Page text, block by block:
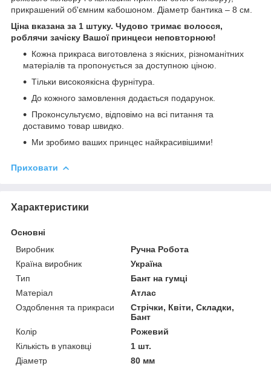
прикрашений об'ємним кабошоном. Діаметр бантика – 8 см.
Ціна вказана за 1 штуку. Чудово тримає волосся,
роблячи зачіску Вашої принцеси неповторною!
Кожна прикраса виготовлена з якісних, різноманітних
матеріалів та пропонується за доступною ціною.
Тільки високоякісна фурнітура.
До кожного замовлення додається подарунок.
Проконсультуємо, відповімо на всі питання та
доставимо товар швидко.
Ми зробимо ваших принцес найкрасивішими!
Приховати
Характеристики
Основні
Виробник
Ручна Робота
Країна виробник
Україна
Тип
Бант на гумці
Матеріал
Атлас
Оздоблення та прикраси
Стрічки, Квіти, Складки,
Бант
Колір
Рожевий
Кількість в упаковці
1 шт.
Діаметр
80 мм